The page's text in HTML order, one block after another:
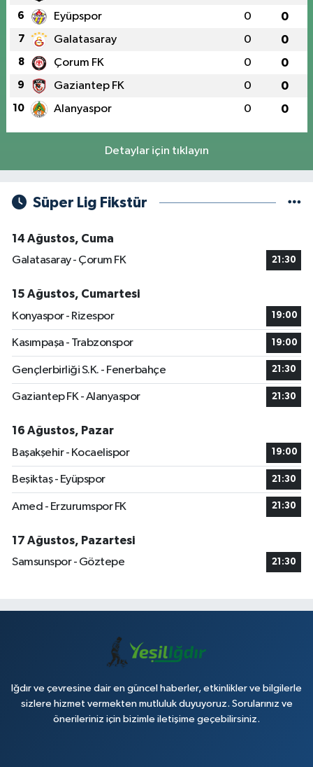
6 Eyüpspor 0 0
7 Galatasaray 0 0
8 Çorum FK 0 0
9 Gaziantep FK 0 0
10 Alanyaspor 0 0
Detaylar için tıklayın
Süper Lig Fikstür
14 Ağustos, Cuma
Galatasaray - Çorum FK
21:30
15 Ağustos, Cumartesi
Konyaspor - Rizespor
19:00
Kasımpaşa - Trabzonspor 19:00
Gençlerbirliği S.K. - Fenerbahçe 21:30
Gaziantep FK - Alanyaspor 21:30
16 Ağustos, Pazar
Başakşehir - Kocaelispor
19:00
Beşiktaş - Eyüpspor 21:30
Amed - Erzurumspor FK 21:30
17 Ağustos, Pazartesi
Samsunspor - Göztepe
21:30
Iğdır ve çevresine dair en güncel haberler, etkinlikler ve bilgilerle
sizlere hizmet vermekten mutluluk duyuyoruz. Sorularınız ve
önerileriniz için bizimle iletişime geçebilirsiniz.